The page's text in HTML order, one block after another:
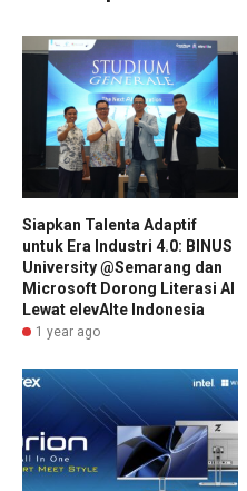
Siapkan Talenta Adaptif
untuk Era Industri 4.0: BINUS
University @Semarang dan
Microsoft Dorong Literasi AI
Lewat elevAIte Indonesia
1 year ago